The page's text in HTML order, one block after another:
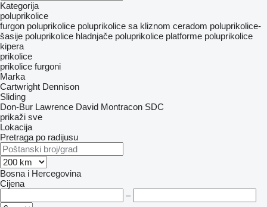
Kategorija
poluprikolice
furgon poluprikolice poluprikolice sa kliznom ceradom poluprikolice-
šasije poluprikolice hladnjače poluprikolice platforme poluprikolice
kipera
prikolice
prikolice furgoni
Marka
Cartwright Dennison
Sliding
Don-Bur Lawrence David Montracon SDC
prikaži sve
Lokacija
Pretraga po radijusu
Bosna i Hercegovina
Cijena
–